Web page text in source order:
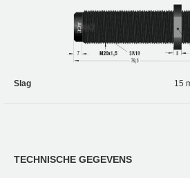
Slag 15
TECHNISCHE GEGEVENS